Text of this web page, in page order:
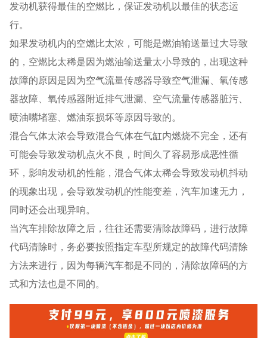
发动机获得最佳的空燃比，保证发动机以最佳的状态运
行。
如果发动机内的空燃比太浓，可能是燃油输送量过大导致
的，空燃比太稀是因为燃油输送量太小导致的，出现这种
故障的原因是因为空气流量传感器导致空气泄漏、氧传感
器故障、氧传感器附近排气泄漏、空气流量传感器脏污、
喷油嘴堵塞、燃油泵损坏等原因导致的。
混合气体太浓会导致混合气体在气缸内燃烧不完全，还有
可能会导致发动机点火不良，时间久了容易形成恶性循
环，影响发动机的性能，混合气体太稀会导致发动机抖动
的现象出现，会导致发动机的性能变差，汽车加速无力，
同时还会出现异响。
当汽车排除故障之后，往往还需要清除故障码，进行故障
代码清除时，务必要按照指定车型所规定的故障代码清除
方法来进行，因为每辆汽车都是不同的，清除故障码的方
式和方法也是不同的。